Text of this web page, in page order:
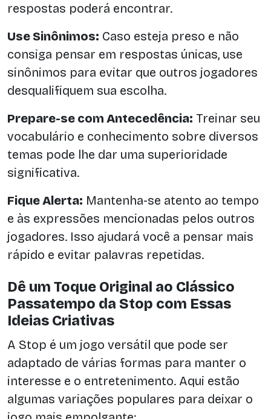
respostas poderá encontrar.
Use Sinônimos: Caso esteja preso e não
consiga pensar em respostas únicas, use
sinônimos para evitar que outros jogadores
desqualifiquem sua escolha.
Prepare-se com Antecedência: Treinar seu
vocabulário e conhecimento sobre diversos
temas pode lhe dar uma superioridade
significativa.
Fique Alerta: Mantenha-se atento ao tempo
e às expressões mencionadas pelos outros
jogadores. Isso ajudará você a pensar mais
rápido e evitar palavras repetidas.
Dê um Toque Original ao Clássico
Passatempo da Stop com Essas
Ideias Criativas
A Stop é um jogo versátil que pode ser
adaptado de várias formas para manter o
interesse e o entretenimento. Aqui estão
algumas variações populares para deixar o